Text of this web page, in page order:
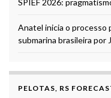
SPIEF 2026:
Anatel inicia o processo
submarina brasileira por
PELOTAS, RS